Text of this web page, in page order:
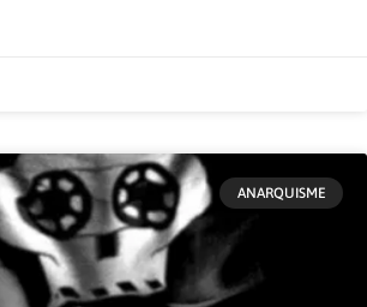
ANARQUISME